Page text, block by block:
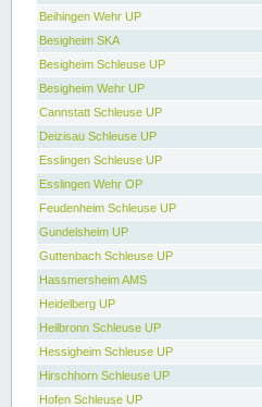
Beihingen Wehr UP
Besigheim SKA
Besigheim Schleuse UP
Besigheim Wehr UP
Cannstatt Schleuse UP
Deizisau Schleuse UP
Esslingen Schleuse UP
Esslingen Wehr OP
Feudenheim Schleuse UP
Gundelsheim UP
Guttenbach Schleuse UP
Hassmersheim AMS
Heidelberg UP
Heilbronn Schleuse UP
Hessigheim Schleuse UP
Hirschhorn Schleuse UP
Hofen Schleuse UP